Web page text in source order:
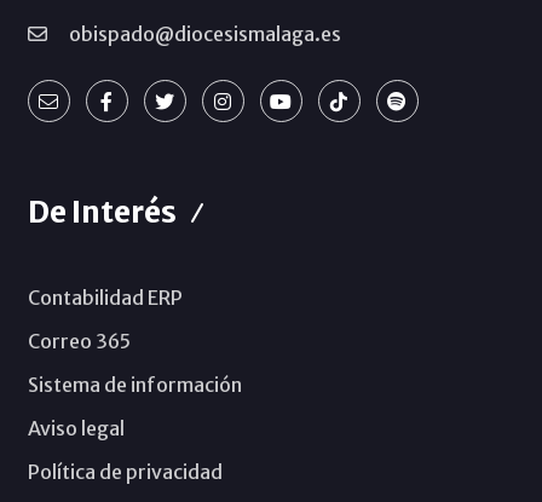
obispado@diocesismalaga.es
De Interés
Contabilidad ERP
Correo 365
Sistema de información
Aviso legal
Política de privacidad